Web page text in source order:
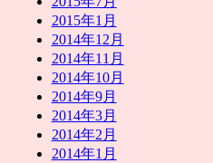
2015年1月
2014年12月
2014年11月
2014年10月
2014年9月
2014年3月
2014年2月
2014年1月